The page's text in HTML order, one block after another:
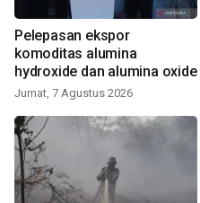
Pelepasan ekspor
komoditas alumina
hydroxide dan alumina oxide
Jumat, 7 Agustus 2026